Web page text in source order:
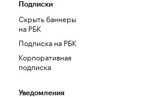
Подписки
Скрыть баннеры
на РБК
Подписка на РБК
Корпоративная
подписка
Уведомления